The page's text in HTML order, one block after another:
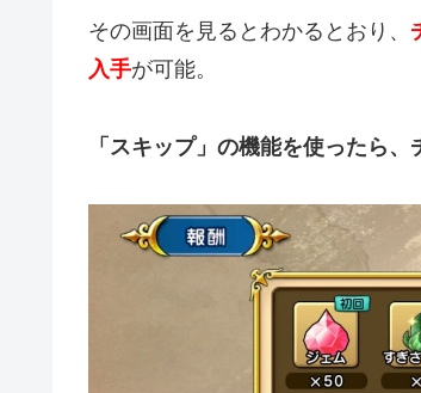
その画面を見るとわかるとおり、
入手が可能。
「スキップ」の機能を使ったら